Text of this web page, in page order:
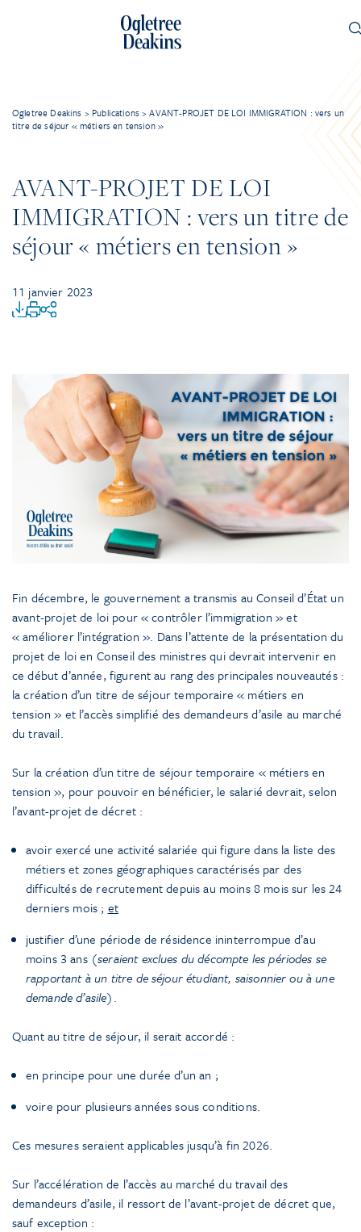
Ogletree Deakins > Publications >AVANT-PROJET DE LOI IMMIGRATION : vers un
titre de séjour « métiers en tension »
AVANT-PROJET DE LOI
IMMIGRATION : vers un titre de
séjour « métiers en tension »
11 janvier 2023
Fin décembre, le gouvernement a transmis au Conseil d’État un
avant-projet de loi pour « contrôler l’immigration » et
« améliorer l’intégration ». Dans l’attente de la présentation du
projet de loi en Conseil des ministres qui devrait intervenir en
ce début d’année, figurent au rang des principales nouveautés :
la création d’un titre de séjour temporaire « métiers en
tension » et l’accès simplifié des demandeurs d’asile au marché
du travail.
Sur la création d’un titre de séjour temporaire « métiers en
tension », pour pouvoir en bénéficier, le salarié devrait, selon
l’avant-projet de décret :
avoir exercé une activité salariée qui figure dans la liste des
métiers et zones géographiques caractérisés par des
difficultés de recrutement depuis au moins 8 mois sur les 24
derniers mois ; et
justifier d’une période de résidence ininterrompue d’au
moins 3 ans (seraient exclues du décompte les périodes se
rapportant à un titre de séjour étudiant, saisonnier ou à une
demande d’asile).
Quant au titre de séjour, il serait accordé :
en principe pour une durée d’un an ;
voire pour plusieurs années sous conditions.
Ces mesures seraient applicables jusqu’à fin 2026.
Sur l’accélération de l’accès au marché du travail des
demandeurs d’asile, il ressort de l’avant-projet de décret que,
sauf exception :